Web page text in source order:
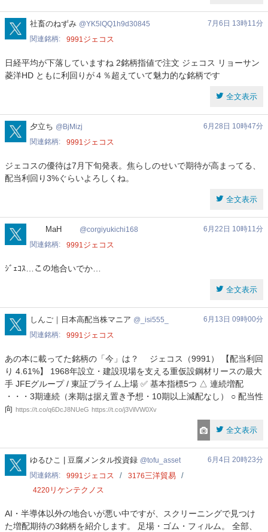
YK5lQQ1h9d30845
社畜のねずみ YK5lQQ1h9d30845
7月6日 13時11分
関連銘柄
9991ジェコス
日経平均が下落していますね 2銘柄指値で注文 ジェコス リョーサン
菱洋HD ともに利回りが４％超えていて魅力的な銘柄です
全文表示
BjMizj
夕立ち BjMizj
6月28日 10時47分
関連銘柄
9991ジェコス
ジェコスの優待は7月下旬発表。焦らしのせいで期待が高まってる、
配当利回り3%ぐらいよろしくね。
全文表示
corgiyukichi168
MaH corgiyukichi168
6月22日 10時11分
関連銘柄
9991ジェコス
ｼﾞｪｺｽ…この地合いでか…
全文表示
_isi555_
しんご｜日本高配当株マニア _isi555_
6月13日 09時00分
関連銘柄
9991ジェコス
あの本に載ってた銘柄の「今」は？ ️ジェコス（9991） 【配当利回
り 4.61%】 1968年設立・建設現場を支える重仮設鋼材リースの最大
手 JFEグループ / 東証プライム上場 ✅ 基本指標5つ △ 連続増配
・・・3期連続（来期は据え置き予想・10期以上減配なし） ○ 配当性
向 https://t.co/q6DcJ8NUeG https://t.co/j3VilVW0Xv
全文表示
tofu_asset
ゆるひこ | 豆腐メンタル投資録 tofu_asset
6月4日 20時23分
関連銘柄
9991ジェコス 3176三洋貿易
4220 リケンテクノス
AI・半導体以外の地合いが悪い中ですが、スクリーニングで見つけ
た増配期待の3銘柄を紹介します。 足場・ゴム・フィルム。 全部、